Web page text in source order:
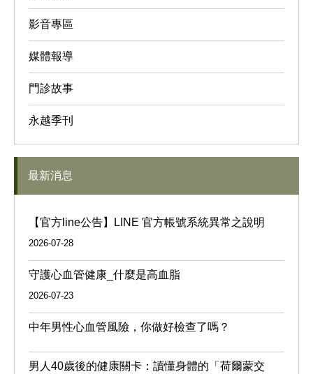
影音專區
媒體報導
門診故事
永越季刊
最新消息
【官方line公告】LINE 官方帳號系統異常之說明
2026-07-28
守護心血管健康_什麼是高血脂
2026-07-23
中年男性心血管風險，你做好檢查了嗎？
男人40歲後的健康關卡：讀懂身體的「荷爾蒙交